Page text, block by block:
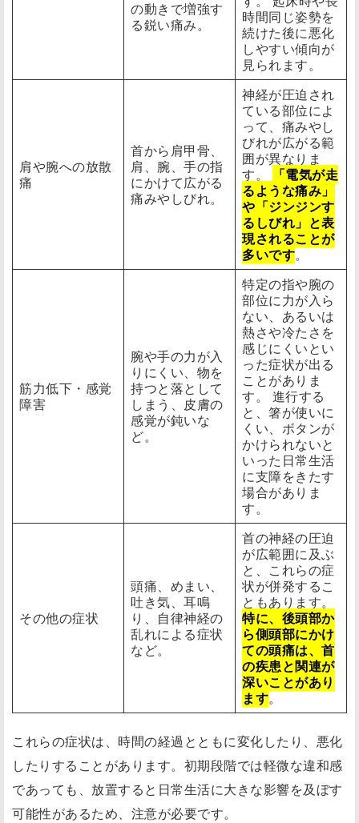
の動きで増強す
る鋭い痛み。
時間同じ姿勢を
続けた後に悪化
しやすい傾向が
見られます。
肩や腕への放散
痛
首から肩甲骨、
肩、腕、手の指
にかけて広がる
痛みやしびれ。
神経が圧迫され
ている部位によ
って、痛みやし
びれが広がる範
囲が異なりま
す。
「電気が走
るような痛み」
や「ジンジンす
るしびれ」と表
現されることが
多いです。
筋力低下・感覚
障害
腕や手の力が入
りにくい、物を
持つと落として
しまう、皮膚の
感覚が鈍いな
ど。
特定の指や腕の
部位に力が入ら
ない、あるいは
熱さや冷たさを
感じにくいとい
った症状が出る
ことがありま
す。 進行する
と、箸が使いに
くい、ボタンが
かけられないと
いった日常生活
に支障をきたす
場合がありま
す。
その他の症状
頭痛、めまい、
吐き気、耳鳴
り、自律神経の
乱れによる症状
など。
首の神経の圧迫
が広範囲に及ぶ
と、これらの症
状が併発するこ
ともあります。
特に、後頭部か
ら側頭部にかけ
ての頭痛は、首
の疾患と関連が
深いことがあり
ます。
これらの症状は、時間の経過とともに変化したり、悪化
したりすることがあります。初期段階では軽微な違和感
であっても、放置すると日常生活に大きな影響を及ぼす
可能性があるため、注意が必要です。